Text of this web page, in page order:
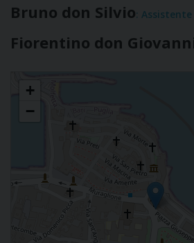
Bruno don Silvio:
Fiorentino don
+
−